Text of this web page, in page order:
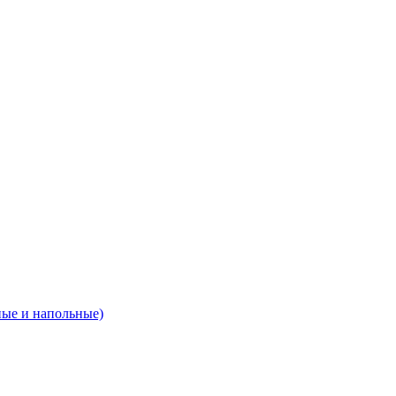
и напольные)